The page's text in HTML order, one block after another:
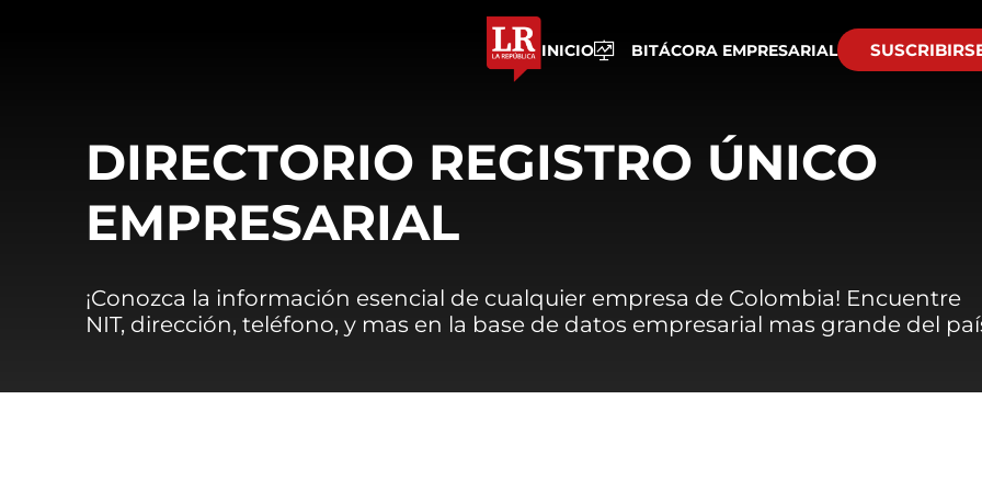
INICIO BITÁCORA EMPRESARIAL
DIRECTORIO REGISTRO ÚNICO
EMPRESARIAL
¡Conozca la información esencial de cualquier empresa de Colombia! Encuentre
NIT, dirección, teléfono, y mas en la base de datos empresarial mas grande del